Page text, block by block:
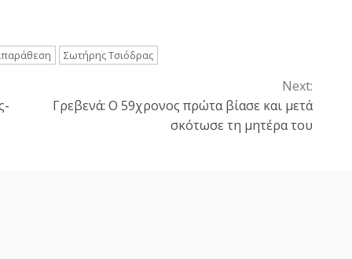
Σωτήρης Τσιόδρας
Next:
Γρεβενά: Ο 59χρονος πρώτα βίασε και μετά
σκότωσε τη μητέρα του